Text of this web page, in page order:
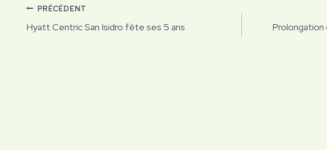
Navigation
PRÉCÉDENT
Hyatt Centric San Isidro fête ses 5 ans